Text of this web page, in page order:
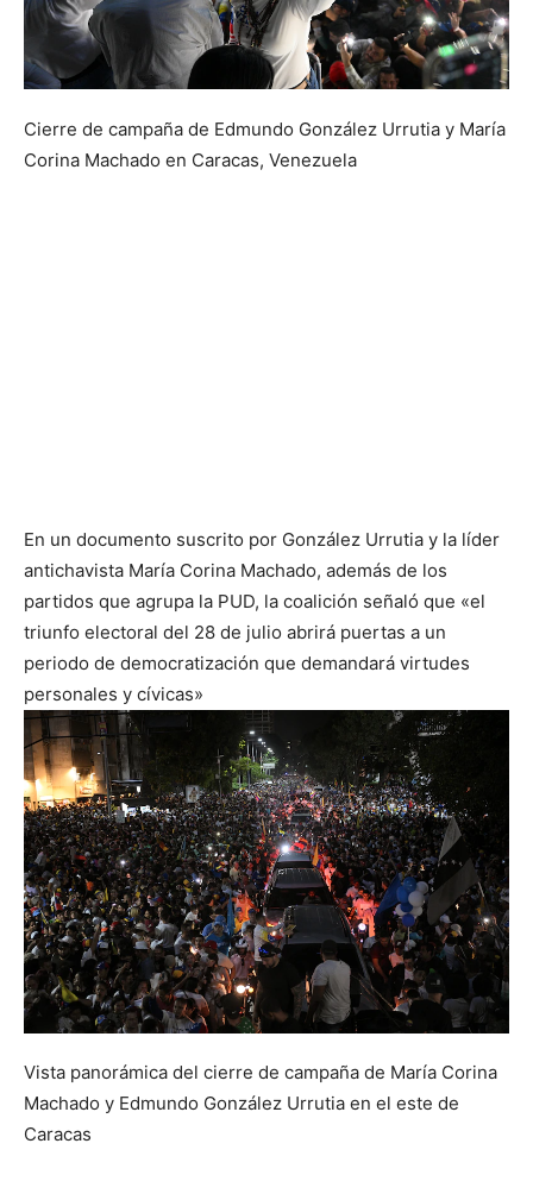
Cierre de campaña de Edmundo González Urrutia y María
Corina Machado en Caracas, Venezuela
En un documento suscrito por González Urrutia y la líder
antichavista María Corina Machado, además de los
partidos que agrupa la PUD, la coalición señaló que «el
triunfo electoral del 28 de julio abrirá puertas a un
periodo de democratización que demandará virtudes
personales y cívicas»
Vista panorámica del cierre de campaña de María Corina
Machado y Edmundo González Urrutia en el este de
Caracas